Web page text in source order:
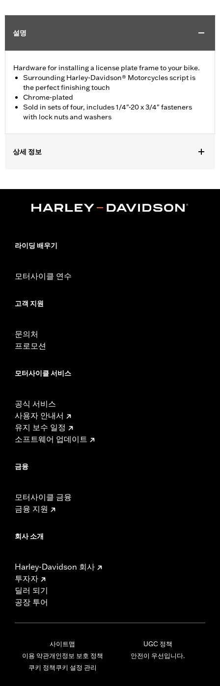
설명
Hardware for installing a license plate frame to your bike.
Surrounding Harley-Davidson® Motorcycles script is
the perfect finishing touch
Chrome-plated
Sold in sets of four, includes 1/4"-20 x 3/4" fasteners
with lock nuts and washers
상세 정보
In the Box: 1/4"-20 x 3/4" fasteners with lock nuts and washers
라이딩 배우기
모터사이클 연수
고객 지원
문의처
프로모션
모터사이클 서비스
공식 서비스
사용자 안내서
유지 보수 일정
소프트웨어 업데이트
금융
모터사이클 금융
금융 지원
회사 소개
Harley-Davidson 회사
투자자
딜러 되기
공장 투어
사이트맵
이용 약관개인정보 보호 정책
쿠키 정책쿠키 설정 관리
UGC 정책
안전이 우선입니다.